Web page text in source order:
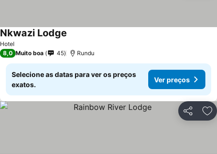
Hotel
Nkwazi Lodge
8,0 Muito boa 45 Rundu
Selecione as datas para ver os preços
exatos.
Ver preços
Partilhar